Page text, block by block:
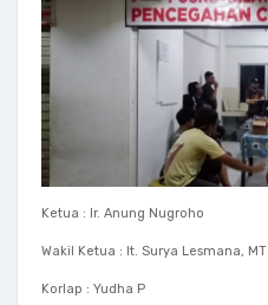
Ketua : Ir. Anung Nugroho
Wakil Ketua : It. Surya Lesmana, MT
Korlap : Yudha P